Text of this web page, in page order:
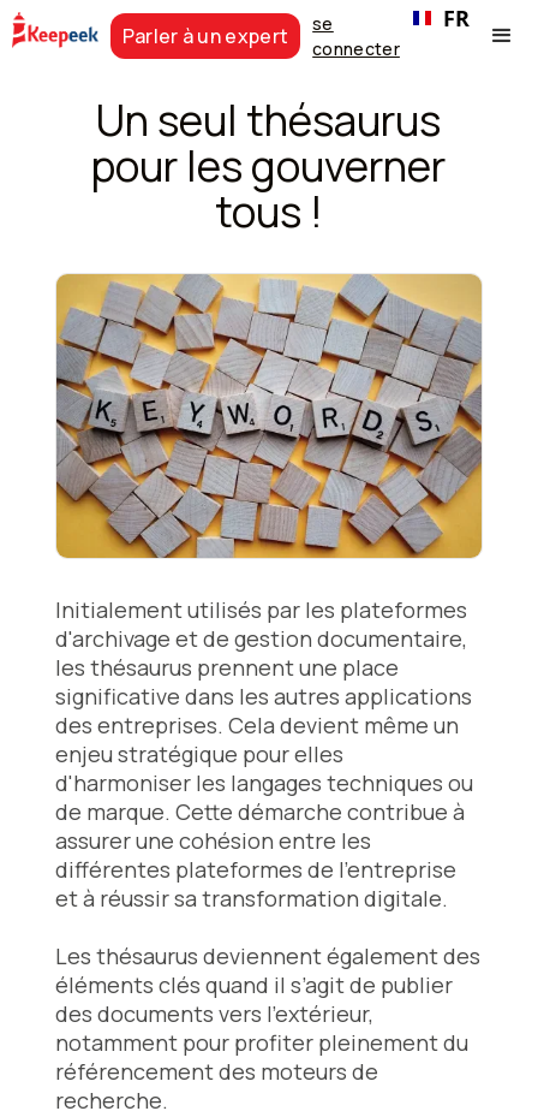
Parler à un expert
se
connecter
FR
Un seul thésaurus
pour les gouverner
tous !
Initialement utilisés par les plateformes
d'archivage et de gestion documentaire,
les thésaurus prennent une place
significative dans les autres applications
des entreprises. Cela devient même un
enjeu stratégique pour elles
d'harmoniser les langages techniques ou
de marque. Cette démarche contribue à
assurer une cohésion entre les
différentes plateformes de l’entreprise
et à réussir sa transformation digitale.
Les thésaurus deviennent également des
éléments clés quand il s’agit de publier
des documents vers l’extérieur,
notamment pour profiter pleinement du
référencement des moteurs de
recherche.